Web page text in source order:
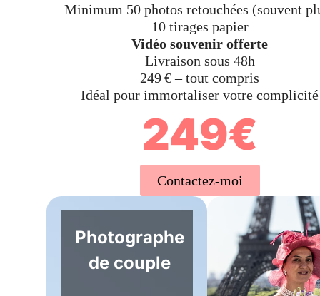
Minimum 50 photos retouchées (souvent
10 tirages papier
Vidéo souvenir offerte
Livraison sous 48h
249 € – tout compris
Idéal pour immortaliser votre complicité
249€
Contactez-moi
Photographe
de couple